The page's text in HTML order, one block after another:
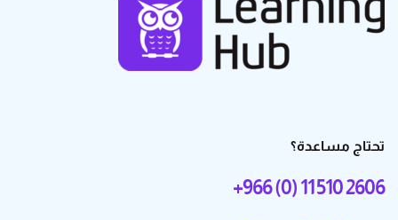
تحتاج مساعدة؟
+966 (0) 11 510 2606